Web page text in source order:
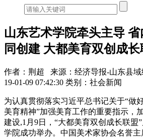
山东艺术学院牵头主导
同创建 大都美育双创成
作者：荆超 来源：经济导报-山东县域
19-01-09 07:42:30 类别：社会新闻
为认真贯彻落实习近平总书记关于“做
美育精神”加强美育工作的重要指示，
建设,1月9日，“大都美育双创成长联盟
学院成功举办。中国美术家协会名誉